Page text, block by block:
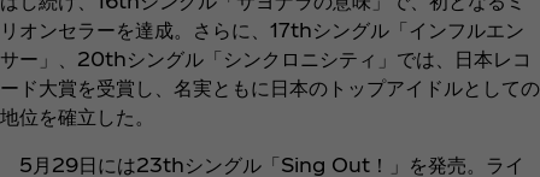
リオンセラーを達成。さらに、17thシングル「インフルエン
サー」、20thシングル「シンクロニシティ」では、日本レコ
ード大賞を受賞し、名実ともに日本のトップアイドルとしての
地位を確立した。
5月29日には23thシングル「Sing Out！」を発売。ライ